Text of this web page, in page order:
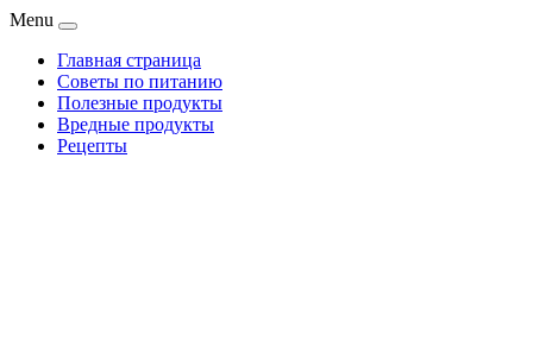
Menu
Главная страница
Советы по питанию
Полезные продукты
Вредные продукты
Рецепты